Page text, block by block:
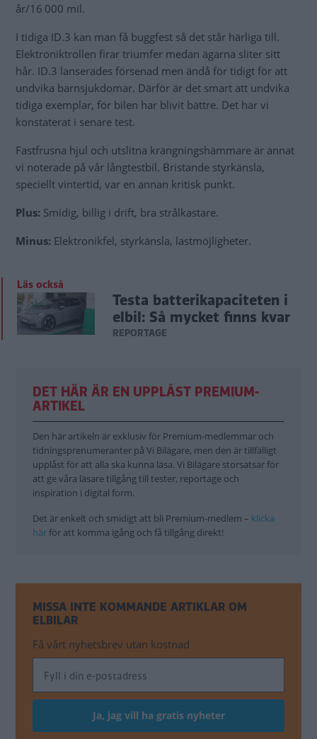
intressanta modeller
år/16 000 mil.
I tidiga ID.3 kan man få buggfest så det står härliga till.
Elektroniktrollen firar triumfer medan ägarna sliter sitt
hår. ID.3 lanserades försenad men ändå för tidigt för att
undvika barnsjukdomar. Därför är det smart att undvika
tidiga exemplar, för bilen har blivit bättre. Det har vi
konstaterat i senare test.
Fastfrusna hjul och utslitna krängningshämmare är annat
vi noterade på vår långtestbil. Bristande styrkänsla,
speciellt vintertid, var en annan kritisk punkt.
Plus: Smidig, billig i drift, bra strålkastare.
Minus: Elektronikfel, styrkänsla, lastmöjligheter.
Läs också
Testa batterikapaciteten i
elbil: Så mycket finns kvar
REPORTAGE
DET HÄR ÄR EN UPPLÅST PREMIUM-
ARTIKEL
Den här artikeln är exklusiv för Premium-medlemmar och
tidningsprenumeranter på Vi Bilägare, men den är tillfälligt
upplåst för att alla ska kunna läsa. Vi Bilägare storsatsar för
att ge våra läsare tillgång till tester, reportage och
inspiration i digital form.
Det är enkelt och smidigt att bli Premium-medlem – klicka
härför att komma igång och få tillgång direkt!
MISSA INTE KOMMANDE ARTIKLAR OM
ELBILAR
Få vårt nyhetsbrev utan kostnad